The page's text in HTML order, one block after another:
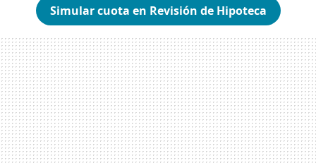
Simular cuota en Revisión de Hipoteca